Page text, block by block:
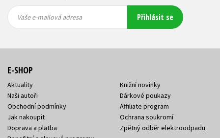
mailová
mailová
Vaše e-mailová adresa Přihlásit se
E-SHOP
Aktuality
Naši autoři
Obchodní podmínky
Jak nakoupit
Doprava a platba
Knižní novinky
Dárkové poukazy
Affiliate program
Ochrana soukromí
Zpětný odběr elektroodpadu